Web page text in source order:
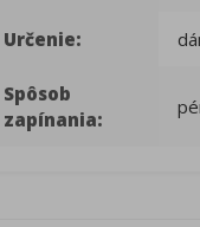
Určenie:
Spôsob
zapínania: